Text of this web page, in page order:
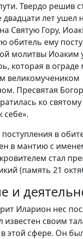
Твердо решив
двадцати лет ушел
Святую Гору,
обитель ему
молитвы Иоаким
которая в ограде
великомучеником
Пресвятая
ко
себе».
поступления в
в мантию с
стал
(память 21
и
Иларион нес
известен своим
этой сфере. Он